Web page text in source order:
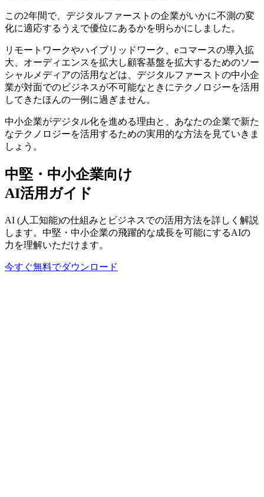
この2年間で、デジタルファーストの企業がいかに不測の変
化に適応するうえで優位にあるかを明らかにしました。
リモートワークやハイブリッドワーク、eコマースの導入拡
大、オーディエンスを拡大し顧客基盤を拡大するためのソー
シャルメディアの活用などは、デジタルファーストの中小企
業が対面でのビジネスが不可能なときにテクノロジーを活用
してきたほんの一例に過ぎません。
中小企業がデジタル化を進める理由と、あなたの企業で新た
なテクノロジーを活用するための実用的な方法を見ていきま
しょう。
中堅・中小企業向け
AI活用ガイド
AI (人工知能)の仕組みとビジネスでの活用方法を詳しく解説
します。中堅・中小企業の飛躍的な成長を可能にするAIの
力を理解いただけます。
今すぐ無料でダウンロード